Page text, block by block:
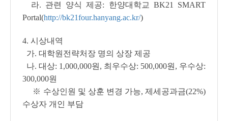
라. 관련 양식 제공: 한양대학교 BK21 SMART
Portal(http://bk21four.hanyang.ac.kr/)
4. 시상내역
가. 대학원전략처장 명의 상장 제공
나. 대상: 1,000,000원, 최우수상: 500,000원, 우수상:
300,000원
※ 수상인원 및 상훈 변경 가능, 제세공과금(22%)
수상자 개인 부담